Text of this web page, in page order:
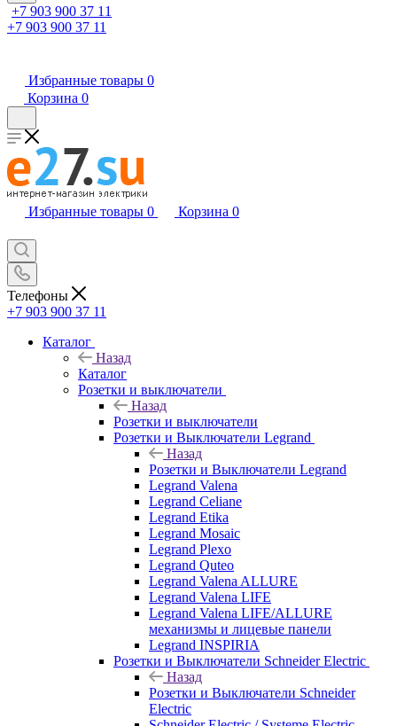
+7 903 900 37 11
+7 903 900 37 11
Избранные товары 0
Корзина 0
Избранные товары 0 Корзина 0
Телефоны
+7 903 900 37 11
Каталог
Назад
Каталог
Розетки и выключатели
Назад
Розетки и выключатели
Розетки и Выключатели Legrand
Назад
Розетки и Выключатели Legrand
Legrand Valena
Legrand Celiane
Legrand Etika
Legrand Mosaic
Legrand Plexo
Legrand Quteo
Legrand Valena ALLURE
Legrand Valena LIFE
Legrand Valena LIFE/ALLURE
механизмы и лицевые панели
Legrand INSPIRIA
Розетки и Выключатели Schneider Electric
Назад
Розетки и Выключатели Schneider
Electric